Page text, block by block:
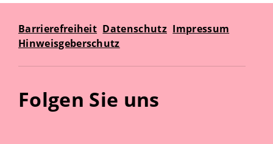
Barrierefreiheit Datenschutz Impressum
Hinweisgeberschutz
Folgen Sie uns